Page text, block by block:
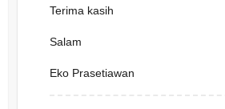
Terima kasih
Salam
Eko Prasetiawan